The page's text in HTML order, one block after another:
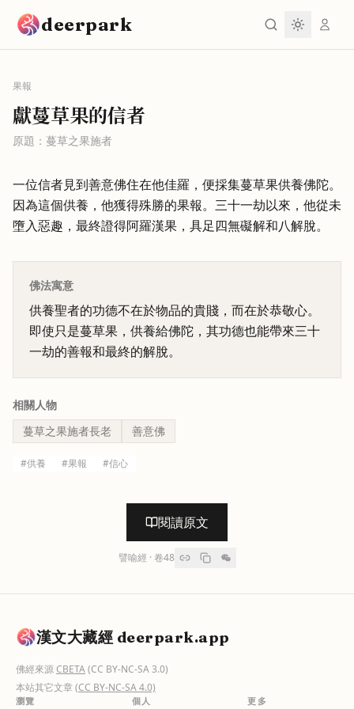
deerpark
果報
獻蔓草果的信者
原題： 蔓草之果施者
一位信者見到善意佛住在他佳羅，便採集蔓草果供養佛陀。
因為這個供養，他獲得殊勝的果報。三十一劫以來，他從未
墮入惡趣，最終證得阿羅漢果，具足四無礙解和八解脫。
佛法寓意
供養聖者的功德不在於物品的貴賤，而在於恭敬心。
即使只是蔓草果，供養給佛陀，其功德也能帶來三十
一劫的善報和最終的解脫。
相關人物
蔓草之果施者長老
善意佛
#供養 #果報 #信心
閱讀原文
譬喻經 · 卷48
漢文大藏經 deerpark.app
佛經來源CBETA(CC BY-NC-SA 3.0)
本站其它文章(CC BY-NC-SA 4.0)
瀏覽 個人 更多